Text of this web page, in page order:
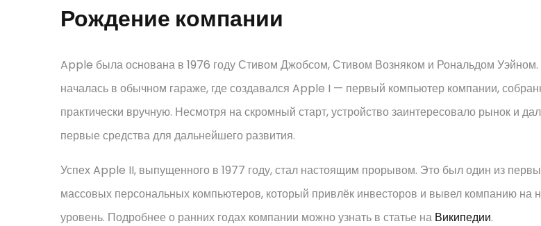
Рождение компании
Apple была основана в 1976 году Стивом Джобсом, Стивом Возняком и Рональдом Уэйном.
началась в обычном гараже, где создавался Apple I — первый компьютер компании,
практически вручную. Несмотря на скромный старт, устройство заинтересовало рынок и
первые средства для дальнейшего развития.
Успех Apple II, выпущенного в 1977 году, стал настоящим прорывом. Это был один из
массовых персональных компьютеров, который привлёк инвесторов и вывел компанию на
уровень. Подробнее о ранних годах компании можно узнать в статье на Википедии.